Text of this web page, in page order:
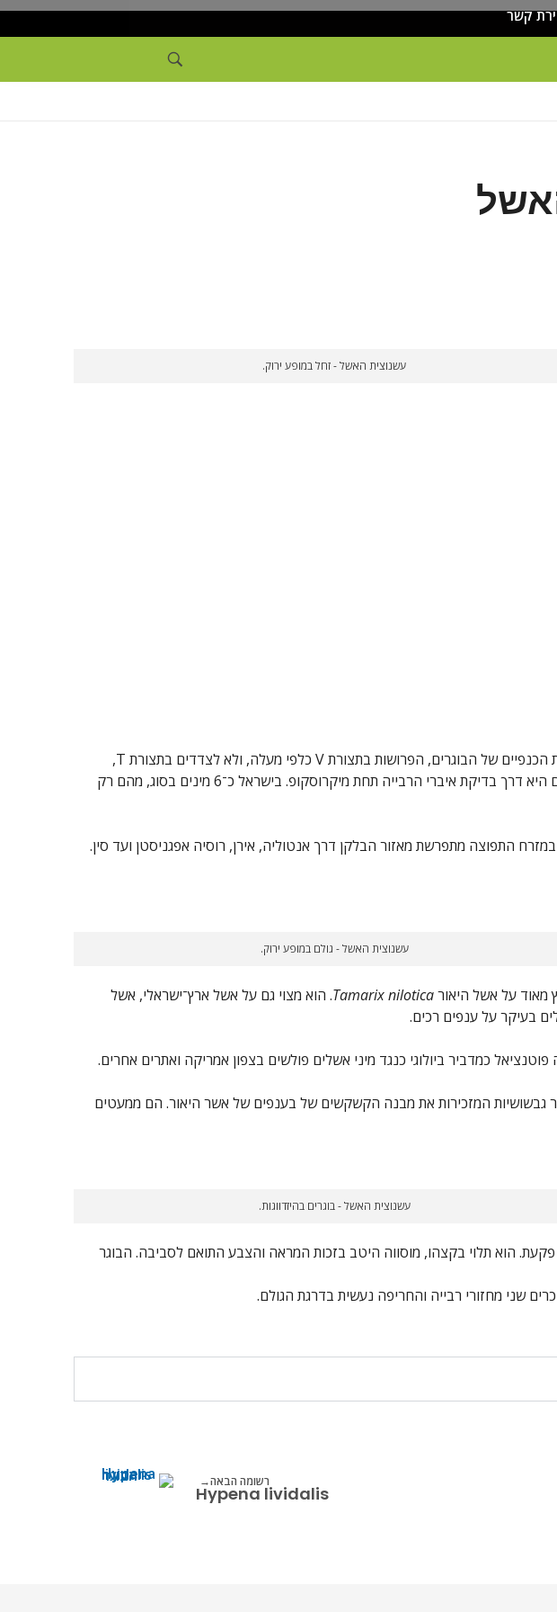
קשר
עשנוצית האשל - זחל במופע ירוק.
. הוא נבדל מסוגי עשנוצית אחרים בתנוחת הכנפיים של הבוגרים, הפרושות בתצורת V כלפי מעלה, ולא לצדדים בתצורת T,
המאפיינת את רוב הסוגים האחרים. הבוגרים בסוג זה דומים מאוד, ולרוב הדרך היחידה להבדיל בין המינים היא דרך בדיקת איברי הרבייה תחת מיקרוסקופ. בישראל כ־6 מינים בסוג, מהם רק
התפוצה מתפרשת מאזור הבלקן דרך אנטוליה, אירן, רוסיה אפגניסטן ועד סין.
עשנוצית האשל - גולם במופע ירוק.
מאוד על אשל היאורTamarix nilotica. הוא מצוי גם על אשל ארץ־ישראלי, אשל
בעיקר על ענפים רכים.
כמדביר ביולוגי כנגד מיני אשלים פולשים בצפון אמריקה ואתרים אחרים.
גבשושיות המזכירות את מבנה הקשקשים של בענפים של אשר היאור. הם ממעטים
עשנוצית האשל - בוגרים בהיזדווגות.
הוא תלוי בקצהו, מוסווה היטב בזכות המראה והצבע התואם לסביבה. הבוגר
שני מחזורי רבייה והחריפה נעשית בדרגת הגולם.
רשומה הבאה
Hypena lividalis